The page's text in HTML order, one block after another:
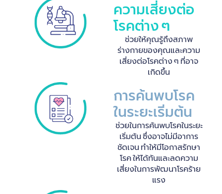
ความเสี่ยงต่อ
โรคต่าง ๆ
ช่วยให้คุณรู้ถึงสภาพ
ร่างกายของคุณและความ
เสี่ยงต่อโรคต่าง ๆ ที่อาจ
เกิดขึ้น
การค้นพบโรค
ในระยะเริ่มต้น
ช่วยในการค้นพบโรคในระยะ
เริ่มต้น ซึ่งอาจไม่มีอาการ
ชัดเจน ทำให้มีโอกาสรักษา
โรค ให้ได้ทันและลดความ
เสี่ยงในการพัฒนาโรคร้าย
แรง